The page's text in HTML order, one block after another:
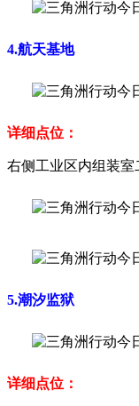
4.航天基地
详细点位：
右侧工业区内组装室
5.潮汐监狱
详细点位：